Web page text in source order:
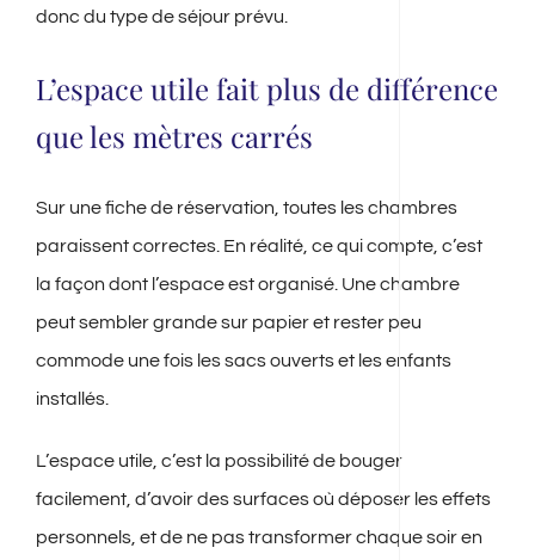
donc du type de séjour prévu.
L’espace utile fait plus de différence
que les mètres carrés
Sur une fiche de réservation, toutes les chambres
paraissent correctes. En réalité, ce qui compte, c’est
la façon dont l’espace est organisé. Une chambre
peut sembler grande sur papier et rester peu
commode une fois les sacs ouverts et les enfants
installés.
L’espace utile, c’est la possibilité de bouger
facilement, d’avoir des surfaces où déposer les effets
personnels, et de ne pas transformer chaque soir en